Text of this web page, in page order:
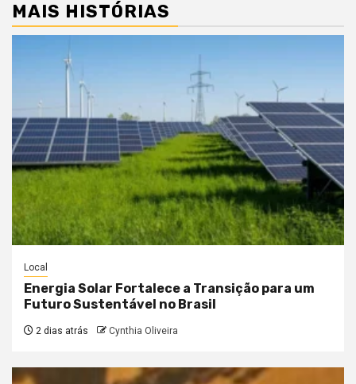
MAIS HISTÓRIAS
Local
Energia Solar Fortalece a Transição para um
Futuro Sustentável no Brasil
2 dias atrás Cynthia Oliveira